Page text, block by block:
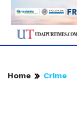
Home Crime